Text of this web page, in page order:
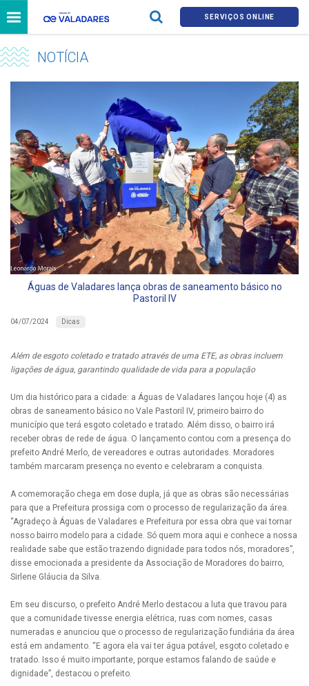
SERVIÇOS ONLINE
NOTÍCIA
Águas de Valadares lança obras de saneamento básico no
Pastoril IV
04/07/2024 Dicas
Além de esgoto coletado e tratado através de uma ETE, as obras incluem
ligações de água, garantindo qualidade de vida para a população
Um dia histórico para a cidade: a Águas de Valadares lançou hoje (4) as
obras de saneamento básico no Vale Pastoril IV, primeiro bairro do
município que terá esgoto coletado e tratado. Além disso, o bairro irá
receber obras de rede de água. O lançamento contou com a presença do
prefeito André Merlo, de vereadores e outras autoridades. Moradores
também marcaram presença no evento e celebraram a conquista.
A comemoração chega em dose dupla, já que as obras são necessárias
para que a Prefeitura prossiga com o processo de regularização da área.
“Agradeço à Águas de Valadares e Prefeitura por essa obra que vai tornar
nosso bairro modelo para a cidade. Só quem mora aqui e conhece a nossa
realidade sabe que estão trazendo dignidade para todos nós, moradores”,
disse emocionada a presidente da Associação de Moradores do bairro,
Sirlene Gláucia da Silva.
Em seu discurso, o prefeito André Merlo destacou a luta que travou para
que a comunidade tivesse energia elétrica, ruas com nomes, casas
numeradas e anunciou que o processo de regularização fundiária da área
está em andamento. “E agora ela vai ter água potável, esgoto coletado e
tratado. Isso é muito importante, porque estamos falando de saúde e
dignidade”, destacou o prefeito.